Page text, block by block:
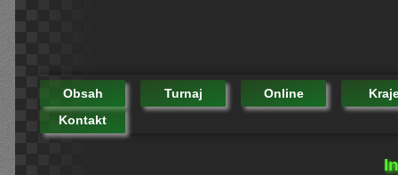
Obsah Turnaj Online
Kontakt